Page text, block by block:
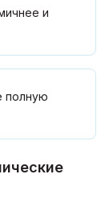
и
полную